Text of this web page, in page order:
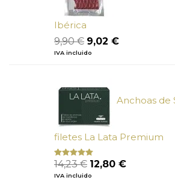
Ibérica
9,90€ El
precio
9,90 €.
9,02 €El
IVA incluido
Anchoas de
filetes La Lata Premium
Valorado
con
de 5
14,23€ El
precio
12,80 €El
IVA incluido